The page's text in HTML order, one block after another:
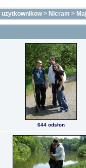
uzytkownikow> Nicram >
644 odsłon